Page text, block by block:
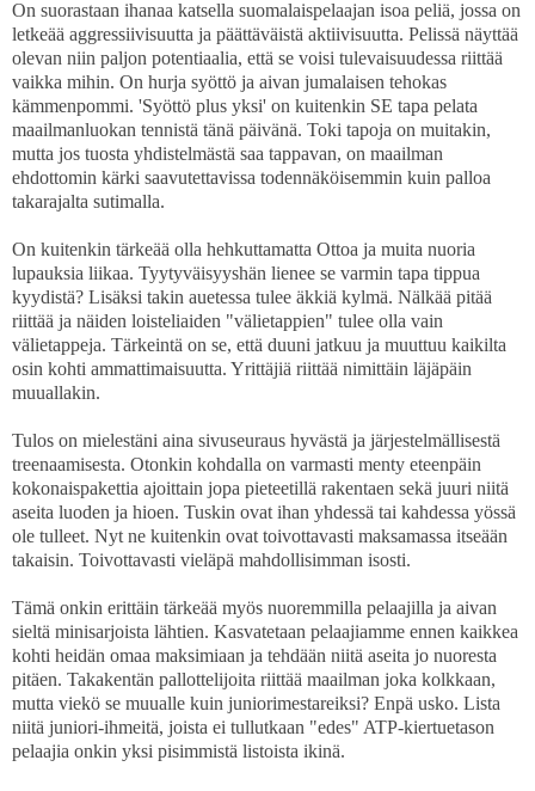
On suorastaan ihanaa katsella suomalaispelaajan isoa peliä, jossa on
letkeää aggressiivisuutta ja päättäväistä aktiivisuutta. Pelissä näyttää
olevan niin paljon potentiaalia, että se voisi tulevaisuudessa riittää
vaikka mihin. On hurja syöttö ja aivan jumalaisen tehokas
kämmenpommi. 'Syöttö plus yksi' on kuitenkin SE tapa pelata
maailmanluokan tennistä tänä päivänä. Toki tapoja on muitakin,
mutta jos tuosta yhdistelmästä saa tappavan, on maailman
ehdottomin kärki saavutettavissa todennäköisemmin kuin palloa
takarajalta sutimalla.
On kuitenkin tärkeää olla hehkuttamatta Ottoa ja muita nuoria
lupauksia liikaa. Tyytyväisyyshän lienee se varmin tapa tippua
kyydistä? Lisäksi takin auetessa tulee äkkiä kylmä. Nälkää pitää
riittää ja näiden loisteliaiden "välietappien" tulee olla vain
välietappeja. Tärkeintä on se, että duuni jatkuu ja muuttuu kaikilta
osin kohti ammattimaisuutta. Yrittäjiä riittää nimittäin läjäpäin
muuallakin.
Tulos on mielestäni aina sivuseuraus hyvästä ja järjestelmällisestä
treenaamisesta. Otonkin kohdalla on varmasti menty eteenpäin
kokonaispakettia ajoittain jopa pieteetillä rakentaen sekä juuri niitä
aseita luoden ja hioen. Tuskin ovat ihan yhdessä tai kahdessa yössä
ole tulleet. Nyt ne kuitenkin ovat toivottavasti maksamassa itseään
takaisin. Toivottavasti vieläpä mahdollisimman isosti.
Tämä onkin erittäin tärkeää myös nuoremmilla pelaajilla ja aivan
sieltä minisarjoista lähtien. Kasvatetaan pelaajiamme ennen kaikkea
kohti heidän omaa maksimiaan ja tehdään niitä aseita jo nuoresta
pitäen. Takakentän pallottelijoita riittää maailman joka kolkkaan,
mutta viekö se muualle kuin juniorimestareiksi? Enpä usko. Lista
niitä juniori-ihmeitä, joista ei tullutkaan "edes" ATP-kiertuetason
pelaajia onkin yksi pisimmistä listoista ikinä.